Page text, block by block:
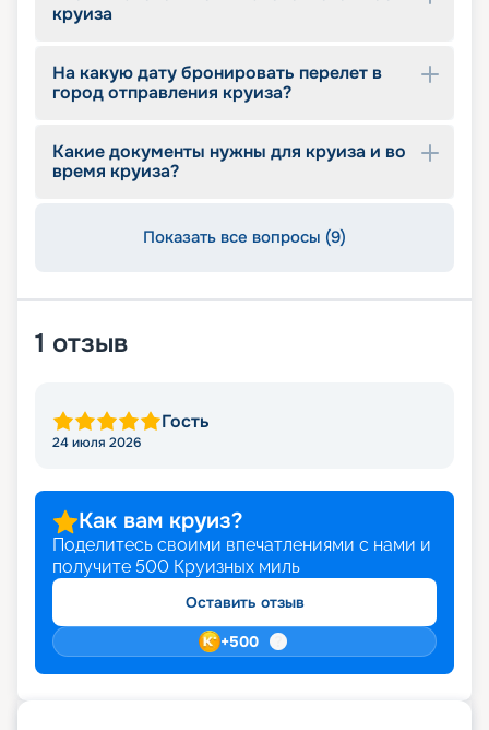
круиза
На какую дату бронировать перелет в
город отправления круиза?
Какие документы нужны для круиза и во
время круиза?
Показать все вопросы (9)
1 отзыв
Гость
24 июля 2026
Как вам круиз?
Поделитесь своими впечатлениями с нами и
получите 500 Круизных миль
Оставить отзыв
+500